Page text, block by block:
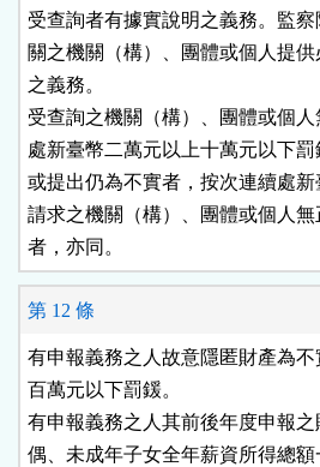
受查詢者有據實說明之義務。監
關之機關（構）、團體或個人提
之義務。
受查詢之機關（構）、團體或個
處新臺幣二萬元以上十萬元以下
或提出仍為不實者，按次連續處
請求之機關（構）、團體或個人
者，亦同。
第 12 條
有申報義務之人故意隱匿財產為
百萬元以下罰鍰。
有申報義務之人其前後年度申報
偶、未成年子女全年薪資所得總